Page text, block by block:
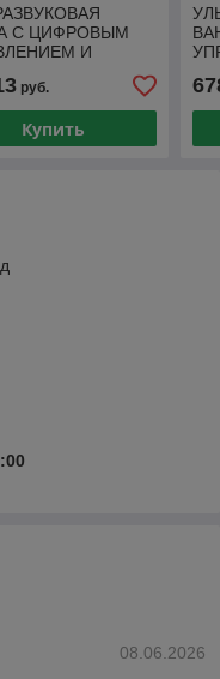
С ЦИФРОВЫМ
И
ODA-LQ13
руб.
Купить
08.06.2026